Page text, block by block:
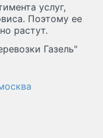
услуг,
Поэтому ее
растут.
Газель"